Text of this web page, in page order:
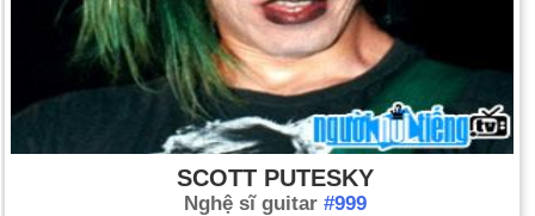
SCOTT PUTESKY
Nghệ sĩ guitar #999